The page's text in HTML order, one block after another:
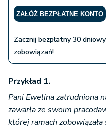
ZAŁÓŻ BEZPŁATNE KONTO
Zacznij bezpłatny 30
zobowiązań!
Przykład 1.
Pani Ewelina zatrudniona
zawarła ze swoim
której ramach